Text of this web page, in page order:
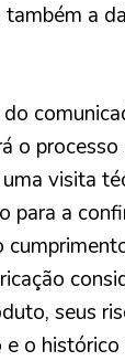
também a
o processo
visita
para a
seus
o histórico